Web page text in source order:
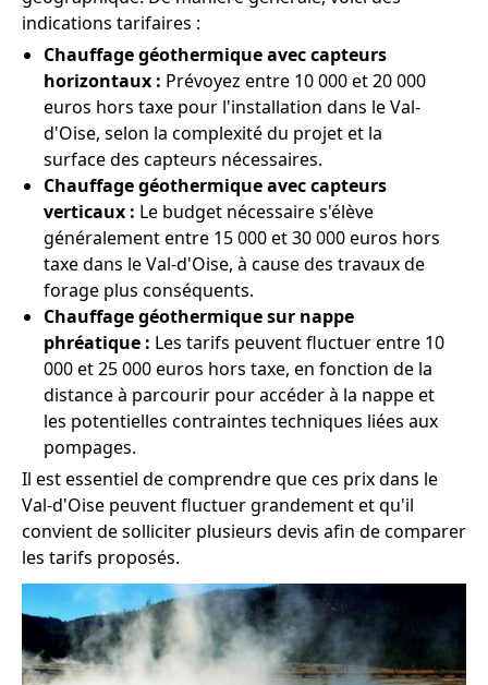
indications tarifaires :
Chauffage géothermique avec capteurs
horizontaux : Prévoyez entre 10 000 et 20 000
euros hors taxe pour l'installation dans le Val-
d'Oise, selon la complexité du projet et la
surface des capteurs nécessaires.
Chauffage géothermique avec capteurs
verticaux : Le budget nécessaire s'élève
généralement entre 15 000 et 30 000 euros hors
taxe dans le Val-d'Oise, à cause des travaux de
forage plus conséquents.
Chauffage géothermique sur nappe
phréatique : Les tarifs peuvent fluctuer entre 10
000 et 25 000 euros hors taxe, en fonction de la
distance à parcourir pour accéder à la nappe et
les potentielles contraintes techniques liées aux
pompages.
Il est essentiel de comprendre que ces prix dans le
Val-d'Oise peuvent fluctuer grandement et qu'il
convient de solliciter plusieurs devis afin de comparer
les tarifs proposés.